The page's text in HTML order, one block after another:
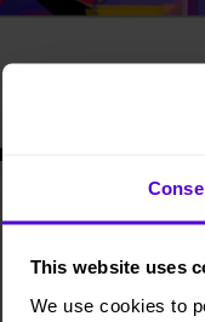
This website uses
We use cookies to